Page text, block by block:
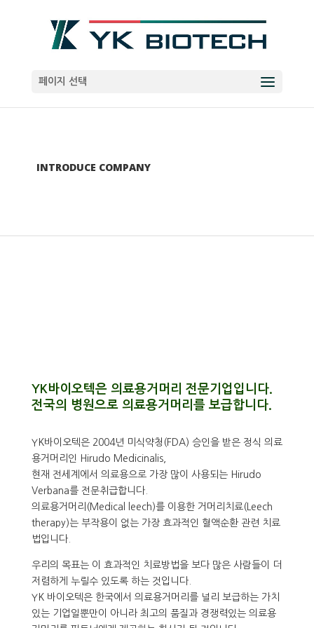
페이지 선택
INTRODUCE COMPANY
YK바이오텍은 의료용거머리 전문기업입니다.
전국의 병원으로 의료용거머리를 보급합니다.
YK바이오텍은 2004년 미식약청(FDA) 승인을 받은 정식 의료
용거머리인 Hirudo Medicinalis,
현재 전세계에서 의료용으로 가장 많이 사용되는 Hirudo
Verbana를 전문취급합니다.
의료용거머리(Medical leech)를 이용한 거머리치료(Leech
therapy)는 부작용이 없는 가장 효과적인 혈액순환 관련 치료
법입니다.
우리의 목표는 이 효과적인 치료방법을 보다 많은 사람들이 더
저렴하게 누릴수 있도록 하는 것입니다.
YK 바이오텍은 한국에서 의료용거머리를 널리 보급하는 가치
있는 기업일뿐만이 아니라 최고의 품질과 경쟁력있는 의료용